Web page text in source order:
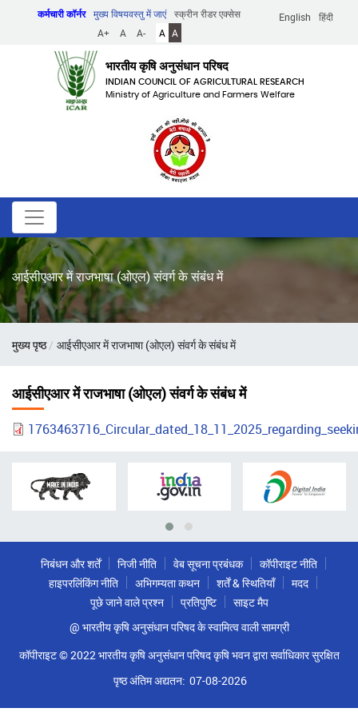
English हिंदी
कर्मचारी कॉर्नर मुख्य विषयवस्तु में जाएं
स्क्रीन रीडर एक्सेस
A+
A A- A A
भारतीय कृषि अनुसंधान परिषद
INDIAN COUNCIL OF AGRICULTURAL RESEARCH
Ministry of Agriculture and Farmers Welfare
आईसीएआर में राजभाषा (ओएल) संवर्ग के संबंध में
पग
मुख्य पृष्ठ आईसीएआर में राजभाषा (ओएल) संवर्ग के संबंध में
आईसीएआर में राजभाषा (ओएल) संवर्ग के संबंध में
निबंधन और शर्तें निजी नीति वेब सूचना प्रबंधक
कॉपीराइट नीति
हाइपरलिंकिंग नीति
अभिगम्यता कथन शर्तें & स्थितियाँ
मदद
पूछे जाने वाले प्रश्न
प्रतिपुष्टि
साइट मैप
@ भारतीय कृषि अनुसंधान परिषद के स्वामित्व वाली सामग्री
कॉपीराइट © 2022 भारतीय कृषि अनुसंधान परिषद कृषि भवन द्वारा सर्वाधिकार सुरक्षित
पृष्ठ अंतिम अद्यतन: 07-08-2026